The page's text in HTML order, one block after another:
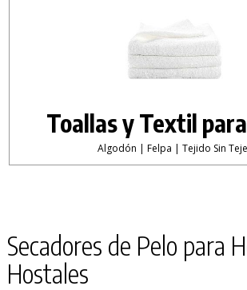
Toallas y Textil
Algodón | Felpa | Tejido Sin
Secadores de Pelo para
Hostales